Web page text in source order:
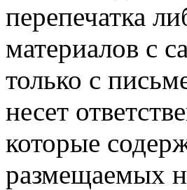
перепечатка
материалов с
только с
несет
которые
размещаемых